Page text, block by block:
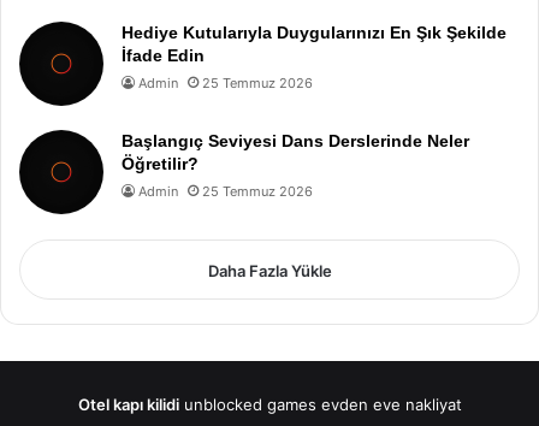
Hediye Kutularıyla Duygularınızı En Şık Şekilde
İfade Edin
Admin 25 Temmuz 2026
Başlangıç Seviyesi Dans Derslerinde Neler
Öğretilir?
Admin 25 Temmuz 2026
Daha Fazla Yükle
Otel kapı kilidi unblocked games evden eve nakliyat